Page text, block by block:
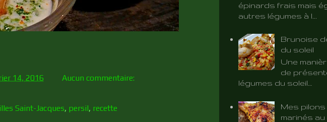
14, 2016 Aucun commentaire:
Saint-Jacques, persil, recette
épinards frais mais
autres légumes à l...
Brunoise
du soleil
Une
de
légumes du soleil…
Mes
marinés